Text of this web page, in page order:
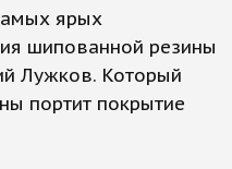
ярых
шипованной резины
Лужков. Который
портит покрытие